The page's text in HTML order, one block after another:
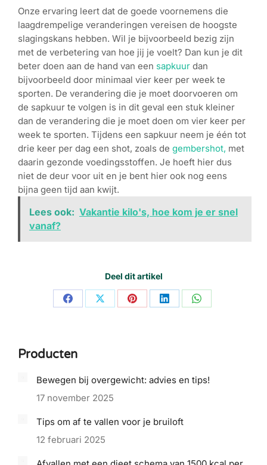
Onze ervaring leert dat de goede voornemens die
laagdrempelige veranderingen vereisen de hoogste
slagingskans hebben. Wil je bijvoorbeeld bezig zijn
met de verbetering van hoe jij je voelt? Dan kun je dit
beter doen aan de hand van een sapkuur dan
bijvoorbeeld door minimaal vier keer per week te
sporten. De verandering die je moet doorvoeren om
de sapkuur te volgen is in dit geval een stuk kleiner
dan de verandering die je moet doen om vier keer per
week te sporten. Tijdens een sapkuur neem je één tot
drie keer per dag een shot, zoals de gembershot, met
daarin gezonde voedingsstoffen. Je hoeft hier dus
niet de deur voor uit en je bent hier ook nog eens
bijna geen tijd aan kwijt.
Lees ook: Vakantie kilo's, hoe kom je er snel
vanaf?
Deel dit artikel
Share Share Share Share Share
Producten
Bewegen bij overgewicht: advies en tips!
17 november 2025
Tips om af te vallen voor je bruiloft
12 februari 2025